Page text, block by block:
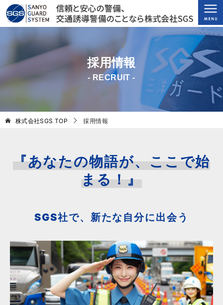
採用情報
- RECRUIT -
株式会社SGS TOP 採用情報
『あなたの物語が、ここで始
まる！』
SGS社で、新たな自分に出会う